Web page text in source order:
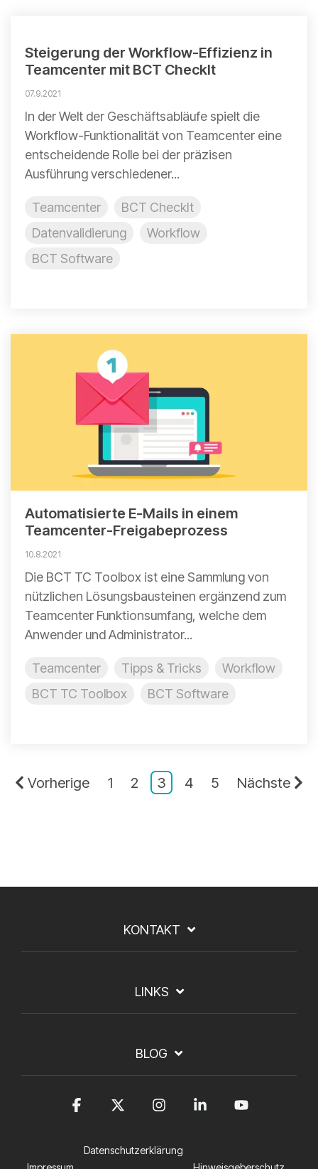
Steigerung der Workflow-Effizienz in
Teamcenter mit BCT CheckIt
07.9.2021
In der Welt der Geschäftsabläufe spielt die
Workflow-Funktionalität von Teamcenter eine
entscheidende Rolle bei der präzisen
Ausführung verschiedener...
Teamcenter
BCT CheckIt
Datenvalidierung
Workflow
BCT Software
Automatisierte E-Mails in einem
Teamcenter-Freigabeprozess
10.8.2021
Die BCT TC Toolbox ist eine Sammlung von
nützlichen Lösungsbausteinen ergänzend zum
Teamcenter Funktionsumfang, welche dem
Anwender und Administrator...
Teamcenter Tipps & Tricks
Workflow
BCT TC Toolbox
BCT Software
Vorherige 1 2 3 4 5 Nächste
KONTAKT
LINKS
BLOG
Datenschutzerklärung
Facebook Instagram
Linkedin